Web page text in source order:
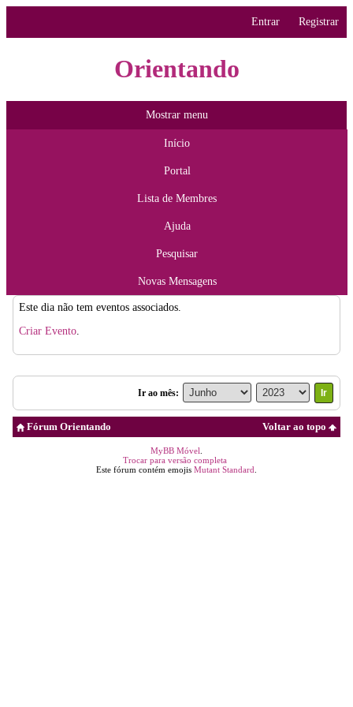
Entrar Registrar
Orientando
Mostrar menu
Início
Portal
Lista de Membres
Ajuda
Pesquisar
Novas Mensagens
Este dia não tem eventos associados.
Criar Evento
Ir ao mês:
Voltar ao topo
Fórum Orientando
MyBB Móvel
Trocar para versão completa
Este fórum contém emojis Mutant Standard